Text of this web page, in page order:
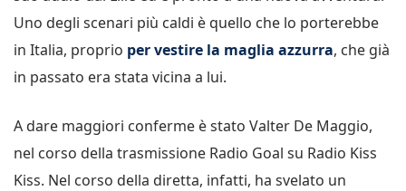
Uno degli scenari più caldi è quello che lo porterebbe
in Italia, proprio per vestire la maglia azzurra, che già
in passato era stata vicina a lui.
A dare maggiori conferme è stato Valter De Maggio,
nel corso della trasmissione Radio Goal su Radio Kiss
Kiss. Nel corso della diretta, infatti, ha svelato un